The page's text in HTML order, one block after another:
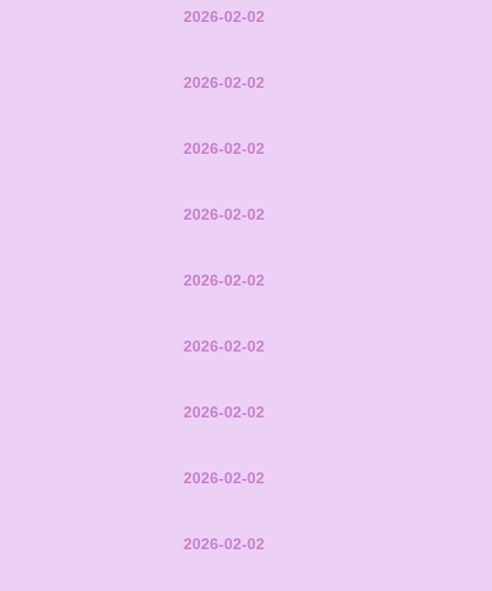
2026-02-02
2026-02-02
2026-02-02
2026-02-02
2026-02-02
2026-02-02
2026-02-02
2026-02-02
2026-02-02